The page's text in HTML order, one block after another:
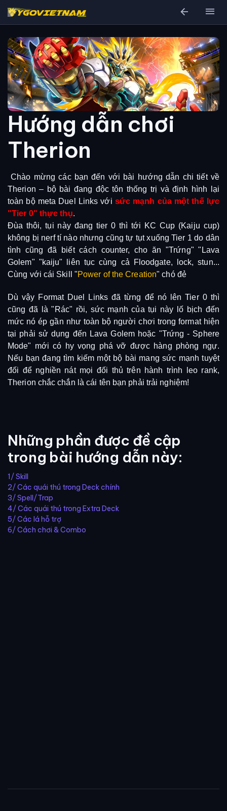
arrow_back menu
Hướng dẫn chơi
Therion
Chào mừng các bạn đến với bài hướng dẫn chi tiết về
Therion – bộ bài đang độc tôn thống trị và định hình lại
toàn bộ meta Duel Links với sức mạnh của một thế lực
"Tier 0" thực thụ.
Đùa thôi, tụi này đang tier 0 thì tới KC Cup (Kaiju cup)
không bị nerf tí nào nhưng cũng tự tụt xuống Tier 1 do dân
tình cũng đã biết cách counter, cho ăn "Trứng" "Lava
Golem" "kaiju" liên tục cùng cả Floodgate, lock, stun...
Cùng với cái Skill "Power of the Creation" chó đẻ
Dù vậy Format Duel Links đã từng để nó lên Tier 0 thì
cũng đã là "Rác" rồi, sứcmạnh của tụi này lố bịch đến
mức nó ép gần như toàn bộ người chơi trong format hiện
tại phải sử dụng đến Lava Golem hoặc "Trứng - Sphere
Mode" mới có hy vọng phá vỡ được hàng phòng ngự.
Nếu bạn đang tìm kiếm một bộ bài mang sức mạnh tuyệt
đối để nghiền nát mọi đối thủ trên hành trình leo rank,
Therion chắc chắn là cái tên bạn phải trải nghiệm!
Những phần được đề cập
trong bài hướng dẫn này:
1/ Skill
2/ Các quái thú trong Deck chính
3/ Spell/Trap
4/ Các quái thú trong Extra Deck
5/ Các lá hỗ trợ
6/ Cách chơi & Combo